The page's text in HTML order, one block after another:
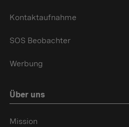
Kontaktaufnahme
SOS Beobachter
Werbung
Über uns
Mission